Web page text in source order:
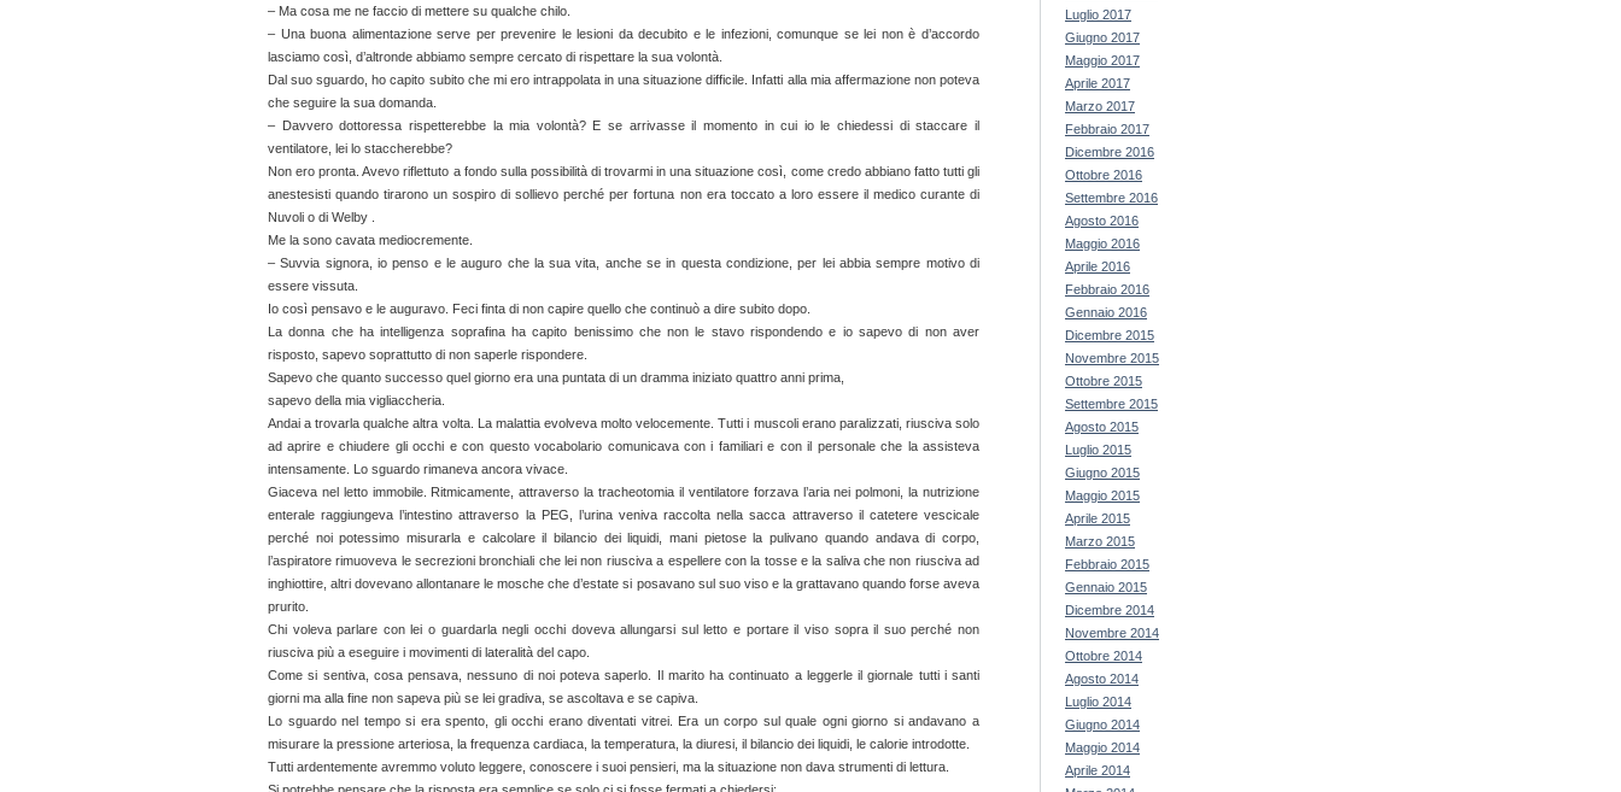
– Ma cosa me ne faccio di mettere su qualche chilo.
– Una buona alimentazione serve per prevenire le lesioni da decubito e le infezioni, comunque se lei non è d’accordo
lasciamo così, d’altronde abbiamo sempre cercato di rispettare la sua volontà.
Dal suo sguardo, ho capito subito che mi ero intrappolata in una situazione difficile. Infatti alla mia affermazione non poteva
che seguire la sua domanda.
– Davvero dottoressa rispetterebbe la mia volontà? E se arrivasse il momento in cui io le chiedessi di staccare il
ventilatore, lei lo staccherebbe?
Non ero pronta. Avevo riflettuto a fondo sulla possibilità di trovarmi in una situazione così, come credo abbiano fatto tutti gli
anestesisti quando tirarono un sospiro di sollievo perché per fortuna non era toccato a loro essere il medico curante di
Nuvoli o di Welby .
Me la sono cavata mediocremente.
– Suvvia signora, io penso e le auguro che la sua vita, anche se in questa condizione, per lei abbia sempre motivo di
essere vissuta.
Io così pensavo e le auguravo. Feci finta di non capire quello che continuò a dire subito dopo.
La donna che ha intelligenza soprafina ha capito benissimo che non le stavo rispondendo e io sapevo di non aver
risposto, sapevo soprattutto di non saperle rispondere.
Sapevo che quanto successo quel giorno era una puntata di un dramma iniziato quattro anni prima,
sapevo della mia vigliaccheria.
Andai a trovarla qualche altra volta. La malattia evolveva molto velocemente. Tutti i muscoli erano paralizzati, riusciva solo
ad aprire e chiudere gli occhi e con questo vocabolario comunicava con i familiari e con il personale che la assisteva
intensamente. Lo sguardo rimaneva ancora vivace.
Giaceva nel letto immobile. Ritmicamente, attraverso la tracheotomia il ventilatore forzava l’aria nei polmoni, la nutrizione
enterale raggiungeva l’intestino attraverso la PEG, l’urina veniva raccolta nella sacca attraverso il catetere vescicale
perché noi potessimo misurarla e calcolare il bilancio dei liquidi, mani pietose la pulivano quando andava di corpo,
l’aspiratore rimuoveva le secrezioni bronchiali che lei non riusciva a espellere con la tosse e la saliva che non riusciva ad
inghiottire, altri dovevano allontanare le mosche che d’estate si posavano sul suo viso e la grattavano quando forse aveva
prurito.
Chi voleva parlare con lei o guardarla negli occhi doveva allungarsi sul letto e portare il viso sopra il suo perché non
riusciva più a eseguire i movimenti di lateralità del capo.
Come si sentiva, cosa pensava, nessuno di noi poteva saperlo. Il marito ha continuato a leggerle il giornale tutti i santi
giorni ma alla fine non sapeva più se lei gradiva, se ascoltava e se capiva.
Lo sguardo nel tempo si era spento, gli occhi erano diventati vitrei. Era un corpo sul quale ogni giorno si andavano a
misurare la pressione arteriosa, la frequenza cardiaca, la temperatura, la diuresi, il bilancio dei liquidi, le calorie introdotte.
Tutti ardentemente avremmo voluto leggere, conoscere i suoi pensieri, ma la situazione non dava strumenti di lettura.
Luglio 2017
Giugno 2017
Maggio 2017
Aprile 2017
Marzo 2017
Febbraio 2017
Dicembre 2016
Ottobre 2016
Settembre 2016
Agosto 2016
Maggio 2016
Aprile 2016
Febbraio 2016
Gennaio 2016
Dicembre 2015
Novembre 2015
Ottobre 2015
Settembre 2015
Agosto 2015
Luglio 2015
Giugno 2015
Maggio 2015
Aprile 2015
Marzo 2015
Febbraio 2015
Gennaio 2015
Dicembre 2014
Novembre 2014
Ottobre 2014
Agosto 2014
Luglio 2014
Giugno 2014
Maggio 2014
Aprile 2014